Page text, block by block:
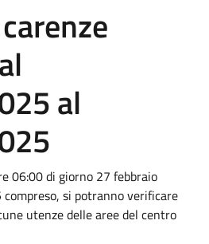
al
06:00 di giorno 27 febbraio
si potranno verificare
utenze delle aree del centro